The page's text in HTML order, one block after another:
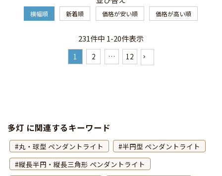
横幅順 新着順 価格が安い順 価格が高い順
231件中 1-20件表示
1 2 … 12
多灯 に関連するキーワード
丸・球型 ペンダントライト
半円型 ペンダントライト
縦長半円・縦長三角形 ペンダントライト